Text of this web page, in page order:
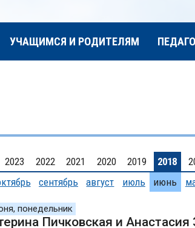
УЧАЩИМСЯ И РОДИТЕЛЯМ
2023 2022 2021 2020 2019 2018
сентябрь август июль июнь
понедельник
Пичковская и